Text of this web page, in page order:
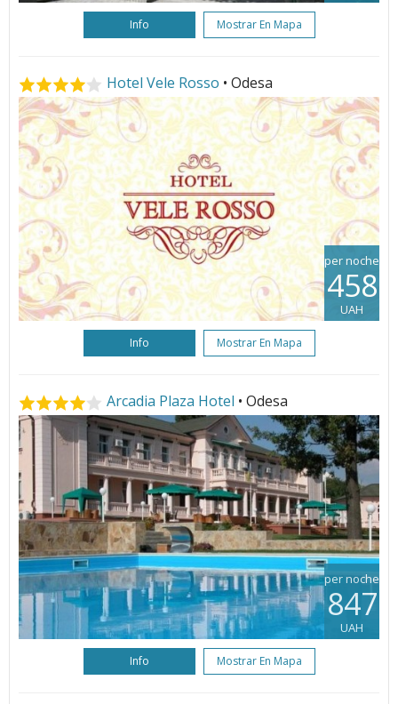
Info Mostrar En Mapa
Hotel Vele Rosso • Odesa
per noche
458
UAH
Info Mostrar En Mapa
Arcadia Plaza Hotel • Odesa
per noche
847
UAH
Info Mostrar En Mapa